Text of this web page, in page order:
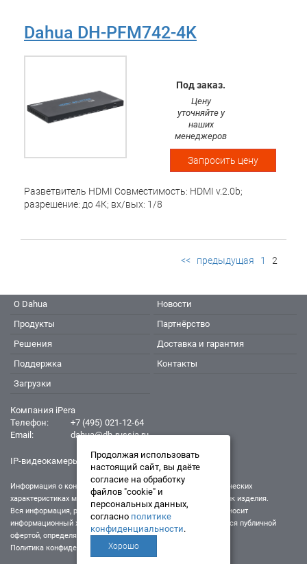
Dahua DH-PFM742-4K
Разветвитель HDMI Совместимость: HDMI v.2.0b;
разрешение: до 4К; вх/вых: 1/8
Под заказ.
Цену
уточняйте у
наших
менеджеров
Запросить цену
<< предыдущая 1 2
О Dahua
Продукты
Решения
Поддержка
Загрузки
Новости
Партнёрство
Доставка и гарантия
Контакты
Компания iPera
Телефон:
+7 (495) 021-12-64
Email:
dahua@dh-russia.ru
IP-видеокамеры Dahua - Дахуа
Информация о конкретном товаре, его внешнем виде и технических
характеристиках может отличаться от реальных характеристик изделия.
Вся информация, размещенная на данном интернет-ресурсе, носит
информационный характер и ни при каких условиях не является публичной
офертой, определяемой положениями Статьи 437 (2) ГК РФ.
Политика конфиденциальности
Продолжая использовать
настоящий сайт, вы даёте
согласие на обработку
файлов "cookie" и
персональных данных,
согласно политике
конфиденциальности.
Хорошо